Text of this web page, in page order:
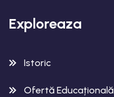
Exploreaza
Istoric
Ofertă Educațională